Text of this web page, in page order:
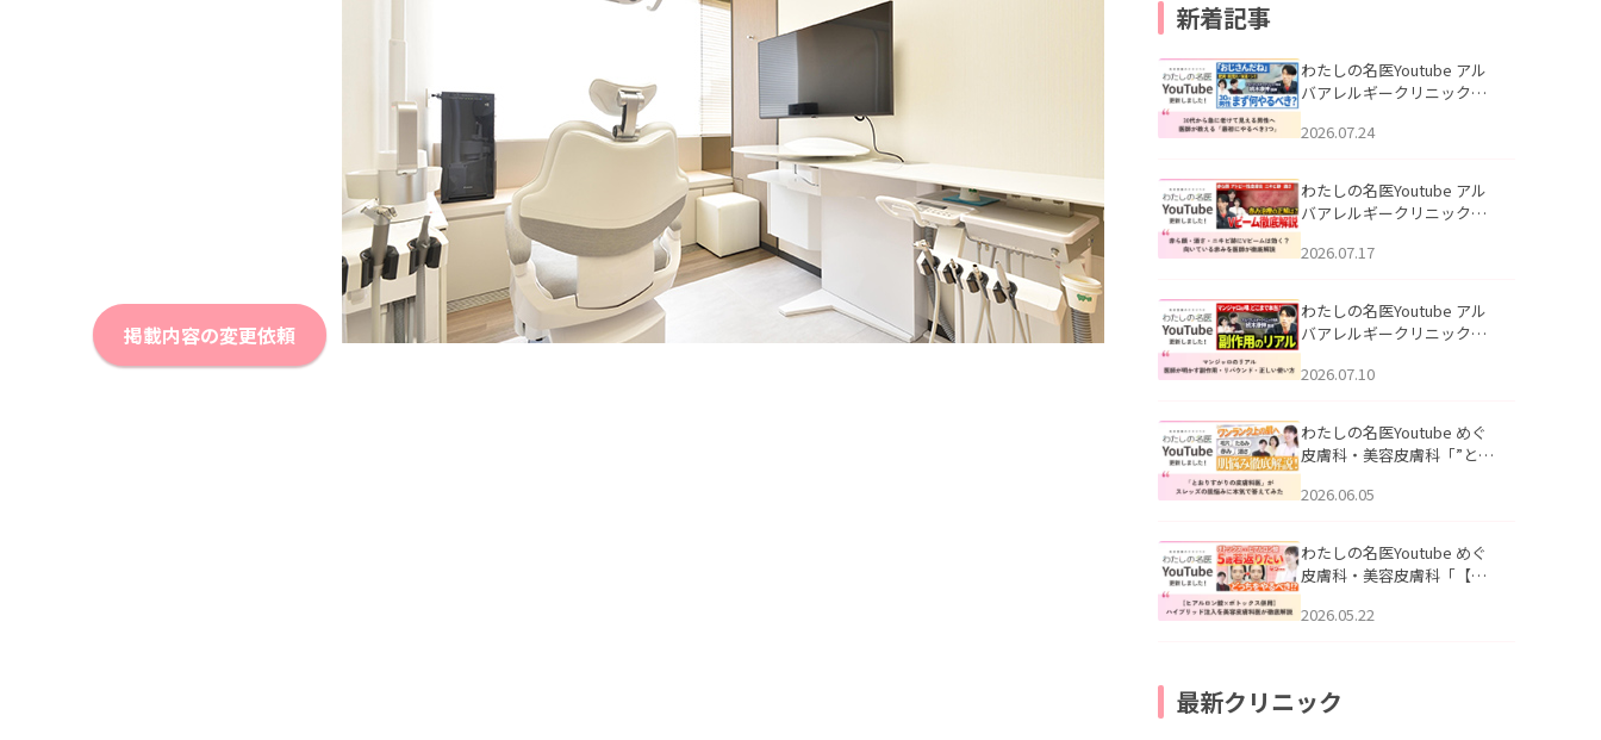
掲載内容の変更依頼
新着記事
わたしの名医Youtube アル
バアレルギークリニック札
える男性へ｜医師が教える
公開いたしました。
2026.07.24
わたしの名医Youtube アル
バアレルギークリニック札
跡にVビームは効く？向いて
説」を公開いたしました。
2026.07.17
わたしの名医Youtube アル
バアレルギークリニック札
医師が明かす副作用・リバ
公開いたしました。
2026.07.10
わたしの名医Youtube めぐ
皮膚科・美容皮膚科「”とお
ッズの肌悩みに本気で答え
た。
2026.06.05
わたしの名医Youtube めぐ
皮膚科・美容皮膚科「【ヒ
用】ハイブリッド注入を美
2026.05.22
最新クリニック